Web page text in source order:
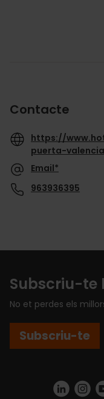
Contacte
https://
puerta-
Email*
963936395
Subscriu-te
No et perdes els
Subscriu-te
https://www.linkedin.com/